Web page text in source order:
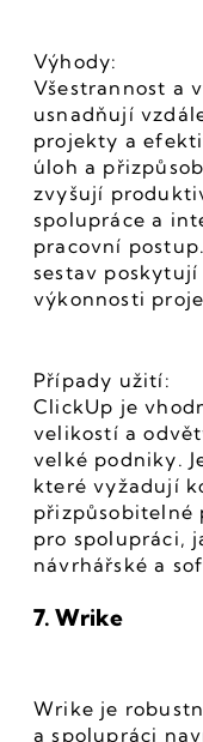
Výhody:
Všestrannost a
usnadňují
projekty a
úloh a
zvyšují
spolupráce a
pracovní
sestav
výkonnosti
Případy užití:
ClickUp je
velikostí a
velké podniky.
které vyžadují
přizpůsobitelné
pro spolupráci,
návrhářské a
7. Wrike
Wrike je
a spolupráci